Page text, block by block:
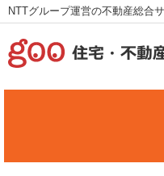
NTTグループ運営の不動産総合